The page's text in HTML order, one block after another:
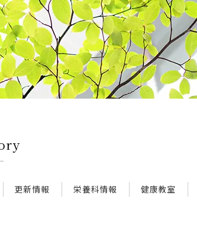
更新情報 栄養科情報 健康教室